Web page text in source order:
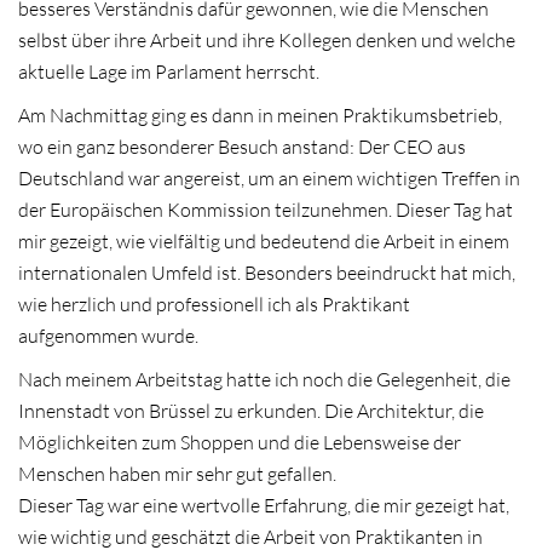
besseres Verständnis dafür gewonnen, wie die Menschen
selbst über ihre Arbeit und ihre Kollegen denken und welche
aktuelle Lage im Parlament herrscht.
Am Nachmittag ging es dann in meinen Praktikumsbetrieb,
wo ein ganz besonderer Besuch anstand: Der CEO aus
Deutschland war angereist, um an einem wichtigen Treffen in
der Europäischen Kommission teilzunehmen. Dieser Tag hat
mir gezeigt, wie vielfältig und bedeutend die Arbeit in einem
internationalen Umfeld ist. Besonders beeindruckt hat mich,
wie herzlich und professionell ich als Praktikant
aufgenommen wurde.
Nach meinem Arbeitstag hatte ich noch die Gelegenheit, die
Innenstadt von Brüssel zu erkunden. Die Architektur, die
Möglichkeiten zum Shoppen und die Lebensweise der
Menschen haben mir sehr gut gefallen.
Dieser Tag war eine wertvolle Erfahrung, die mir gezeigt hat,
wie wichtig und geschätzt die Arbeit von Praktikanten in